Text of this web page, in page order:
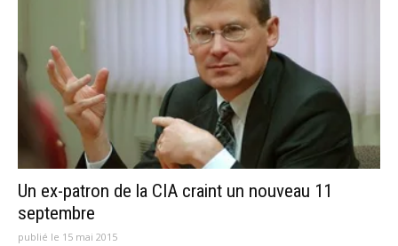
Un ex-patron de la CIA craint un nouveau 11
septembre
publié le 15 mai 2015